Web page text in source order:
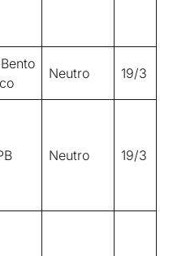
Neutro 19/3
Neutro 19/3